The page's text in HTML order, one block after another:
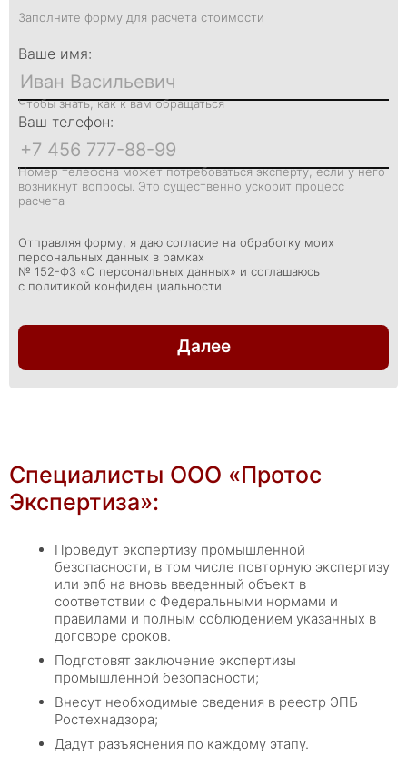
Заполните форму для расчета стоимости
Ваше имя:
Чтобы знать, как к вам обращаться
Ваш телефон:
Номер телефона может потребоваться эксперту, если у него
возникнут вопросы. Это существенно ускорит процесс
расчета
Отправляя форму, я даю согласие на обработку моих
персональных данных в рамках
№ 152-ФЗ «О персональных данных» и соглашаюсь
с политикой конфиденциальности
Далее
Специалисты ООО «Протос
Экспертиза»:
Проведут экспертизу промышленной
безопасности, в том числе повторную экспертизу
или эпб на вновь введенный объект в
соответствии с Федеральными нормами и
правилами и полным соблюдением указанных в
договоре сроков.
Подготовят заключение экспертизы
промышленной безопасности;
Внесут необходимые сведения в реестр ЭПБ
Ростехнадзора;
Дадут разъяснения по каждому этапу.